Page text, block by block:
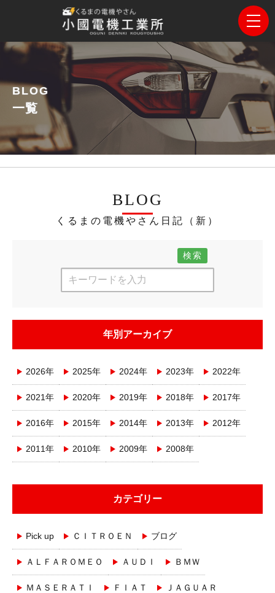
BLOG
一覧
BLOG
くるまの電機やさん日記（新）
検索
年別アーカイブ
2026年 2025年 2024年 2023年 2022年
2021年 2020年 2019年 2018年 2017年
2016年 2015年 2014年 2013年 2012年
2011年 2010年 2009年 2008年
カテゴリー
Pick up ＣＩＴＲＯＥＮ ブログ
ＡＬＦＡＲＯＭＥＯ ＡＵＤＩ ＢＭＷ
ＭＡＳＥＲＡＴＩ ＦＩＡＴ ＪＡＧＵＡＲ